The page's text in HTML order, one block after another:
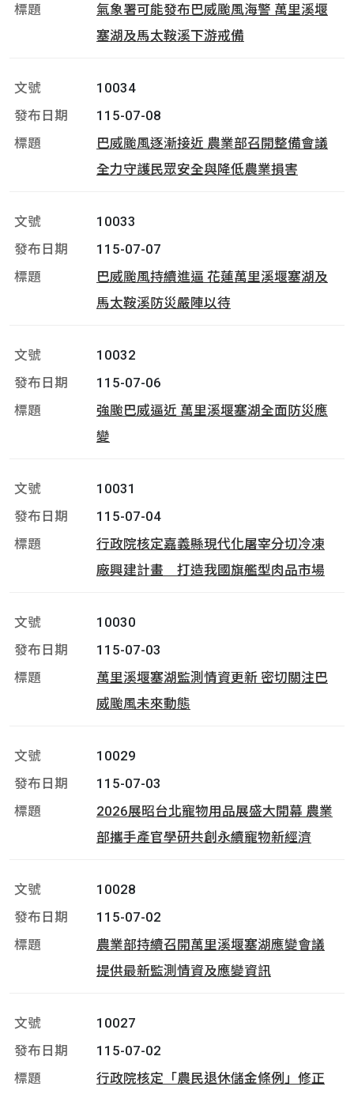
氣象署可能發布巴威颱風海警 萬里溪堰
塞湖及馬太鞍溪下游戒備
10034
115-07-08
巴威颱風逐漸接近 農業部召開整備會議
全力守護民眾安全與降低農業損害
10033
115-07-07
巴威颱風持續進逼 花蓮萬里溪堰塞湖及
馬太鞍溪防災嚴陣以待
10032
115-07-06
強颱巴威逼近 萬里溪堰塞湖全面防災應
變
10031
115-07-04
行政院核定嘉義縣現代化屠宰分切冷凍
廠興建計畫 打造我國旗艦型肉品市場
10030
115-07-03
萬里溪堰塞湖監測情資更新 密切關注巴
威颱風未來動態
10029
115-07-03
2026展昭台北寵物用品展盛大開幕 農業
部攜手產官學研共創永續寵物新經濟
10028
115-07-02
農業部持續召開萬里溪堰塞湖應變會議
提供最新監測情資及應變資訊
10027
115-07-02
行政院核定「農民退休儲金條例」修正